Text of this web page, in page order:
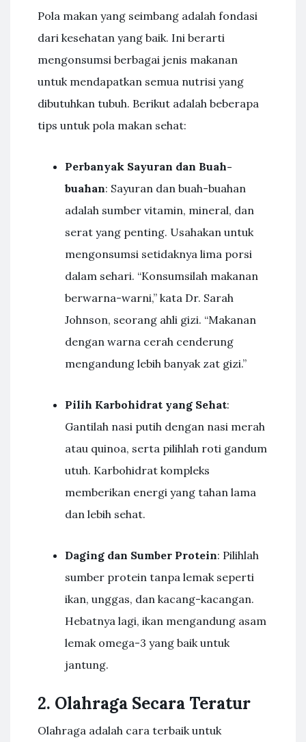
Pola makan yang seimbang adalah fondasi
dari kesehatan yang baik. Ini berarti
mengonsumsi berbagai jenis makanan
untuk mendapatkan semua nutrisi yang
dibutuhkan tubuh. Berikut adalah beberapa
tips untuk pola makan sehat:
Perbanyak Sayuran dan Buah-
buahan: Sayuran dan buah-buahan
adalah sumber vitamin, mineral, dan
serat yang penting. Usahakan untuk
mengonsumsi setidaknya lima porsi
dalam sehari. “Konsumsilah makanan
berwarna-warni,” kata Dr. Sarah
Johnson, seorang ahli gizi. “Makanan
dengan warna cerah cenderung
mengandung lebih banyak zat gizi.”
Pilih Karbohidrat yang Sehat:
Gantilah nasi putih dengan nasi merah
atau quinoa, serta pilihlah roti gandum
utuh. Karbohidrat kompleks
memberikan energi yang tahan lama
dan lebih sehat.
Daging dan Sumber Protein: Pilihlah
sumber protein tanpa lemak seperti
ikan, unggas, dan kacang-kacangan.
Hebatnya lagi, ikan mengandung asam
lemak omega-3 yang baik untuk
jantung.
2. Olahraga Secara Teratur
Olahraga adalah cara terbaik untuk